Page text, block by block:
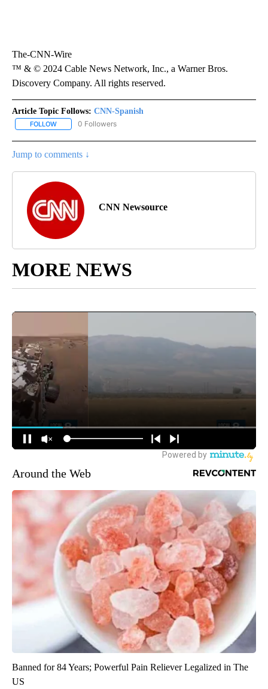
The-CNN-Wire
™ & © 2024 Cable News Network, Inc., a Warner Bros.
Discovery Company. All rights reserved.
Article Topic Follows: CNN-Spanish
FOLLOW FOLLOW "CNN-SPANISH" TO RECEIVE NOTIFICATIONS ABOUT
0 Followers
Jump to comments ↓
CNN Newsource
MORE NEWS
Around the Web
Banned for 84 Years; Powerful Pain Reliever Legalized in The
US